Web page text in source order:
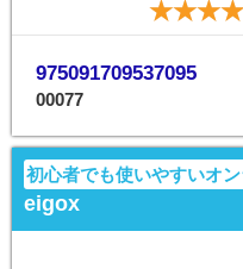
975091709537095
00077
初心者でも使いやすいオ
eigox